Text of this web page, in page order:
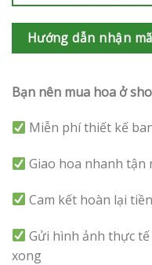
Hướng dẫn nhận
Bạn nên mua hoa ở
Miễn phí thiết kế
Giao hoa nhanh tận
Cam kết hoàn lại
Gửi hình ảnh thực
xong